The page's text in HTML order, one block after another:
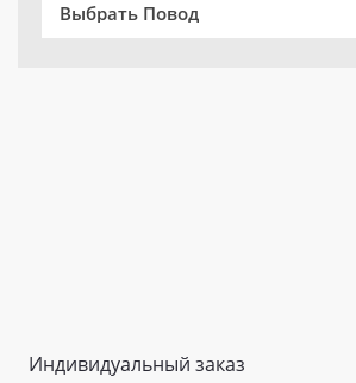
Выбрать Повод
Индивидуальный заказ